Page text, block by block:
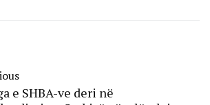
e SHBA-ve deri në